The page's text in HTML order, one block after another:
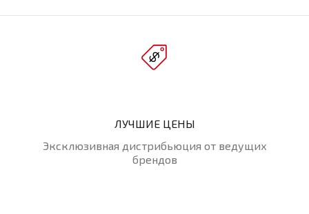
ЛУЧШИЕ ЦЕНЫ
Эксклюзивная дистрибьюция от ведущих
брендов